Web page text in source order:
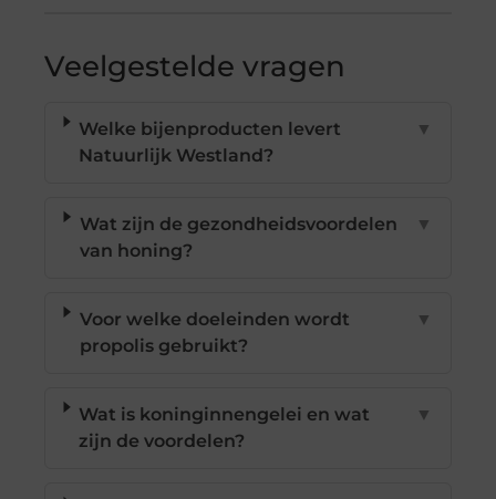
Veelgestelde vragen
Welke bijenproducten levert
Natuurlijk Westland?
▼
Wat zijn de gezondheidsvoordelen
van honing?
▼
Voor welke doeleinden wordt
propolis gebruikt?
▼
Wat is koninginnengelei en wat
zijn de voordelen?
▼